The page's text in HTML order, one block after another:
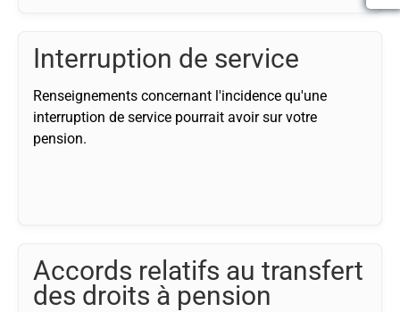
Interruption de service
Renseignements concernant l'incidence qu'une
interruption de service pourrait avoir sur votre
pension.
Accords relatifs au transfert
des droits à pension